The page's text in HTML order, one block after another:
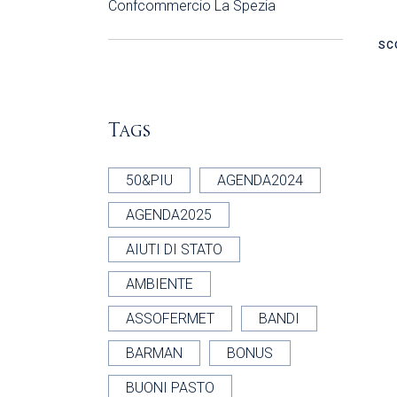
Confcommercio La Spezia
Tags
50&PIU AGENDA2024
AGENDA2025
AIUTI DI STATO
AMBIENTE
ASSOFERMET BANDI
BARMAN BONUS
BUONI PASTO